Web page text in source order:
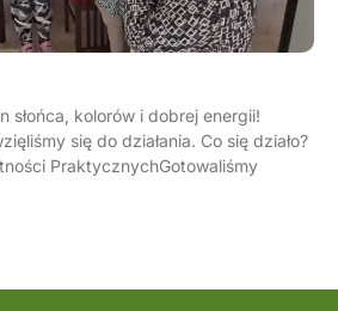
słońca, kolorów i dobrej energii!
się do działania. Co się działo?
PraktycznychGotowaliśmy